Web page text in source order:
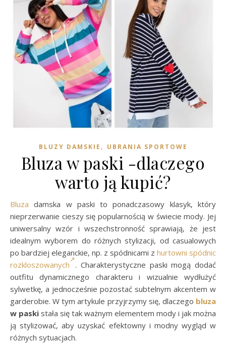
BLUZY DAMSKIE , UBRANIA SPORTOWE
Bluza w paski -dlaczego
warto ją kupić?
Bluza damska w paski to ponadczasowy klasyk, który
nieprzerwanie cieszy się popularnością w świecie mody. Jej
uniwersalny wzór i wszechstronność sprawiają, że jest
idealnym wyborem do różnych stylizacji, od casualowych
po bardziej eleganckie, np. z spódnicami z hurtowni spódnic
rozkloszowanych . Charakterystyczne paski mogą dodać
outfitu dynamicznego charakteru i wizualnie wydłużyć
sylwetkę, a jednocześnie pozostać subtelnym akcentem w
garderobie. W tym artykule przyjrzymy się, dlaczego bluza
w paski stała się tak ważnym elementem mody i jak można
ją stylizować, aby uzyskać efektowny i modny wygląd w
różnych sytuacjach.